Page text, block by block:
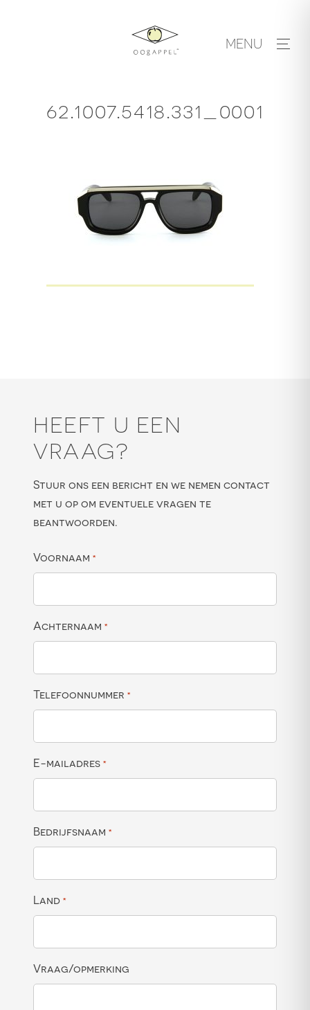
MENU
62.1007.5418.331_0001
HEEFT U EEN
VRAAG?
Stuur ons een bericht en we nemen contact
met u op om eventuele vragen te
beantwoorden.
Voornaam *
Achternaam *
Telefoonnummer *
E-mailadres *
Bedrijfsnaam *
Land *
Vraag/opmerking